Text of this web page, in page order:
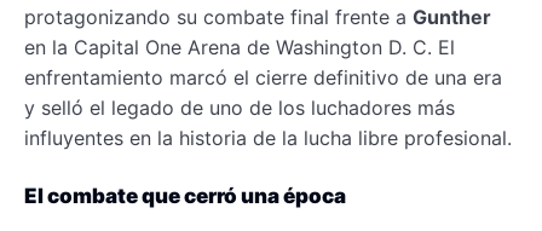
protagonizando su combate final frente a Gunther
en la Capital One Arena de Washington D. C. El
enfrentamiento marcó el cierre definitivo de una era
y selló el legado de uno de los luchadores más
influyentes en la historia de la lucha libre profesional.
El combate que cerró una época